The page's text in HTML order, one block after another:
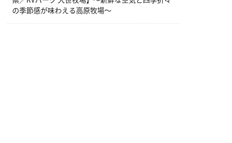
の季節感が味わえる高原牧場～